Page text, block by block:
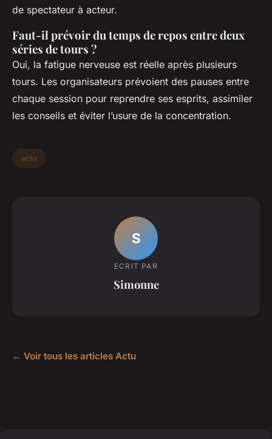
de spectateur à acteur.
Faut-il prévoir du temps de repos entre deux
séries de tours ?
Oui, la fatigue nerveuse est réelle après plusieurs
tours. Les organisateurs prévoient des pauses entre
chaque session pour reprendre ses esprits, assimiler
les conseils et éviter l’usure de la concentration.
actu
S
ECRIT PAR
Simonne
← Voir tous les articles Actu